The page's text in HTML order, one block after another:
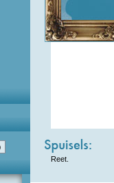
Reet.